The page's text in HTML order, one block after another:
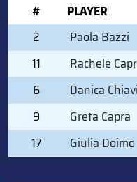
#
PLAYER
2
Paola Bazzi
11
Rachele
6
Danica
9
Greta Capra
17
Giulia Doimo